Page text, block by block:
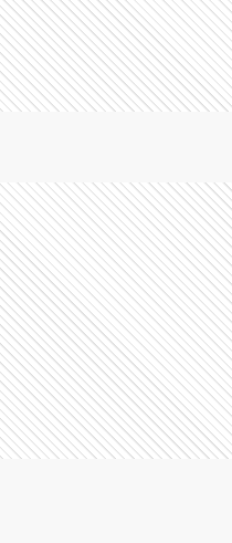
L Lanús
LD Lomas de Zamora
M Magdalena
PP Presidente Perón